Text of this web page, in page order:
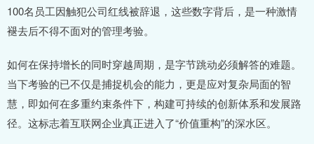
100名员工因触犯公司红线被辞退，这些数字背后，是一种激情
褪去后不得不面对的管理考验。
如何在保持增长的同时穿越周期，是字节跳动必须解答的难题。
当下考验的已不仅是捕捉机会的能力，更是应对复杂局面的智
慧，即如何在多重约束条件下，构建可持续的创新体系和发展路
径。这标志着互联网企业真正进入了“价值重构”的深水区。